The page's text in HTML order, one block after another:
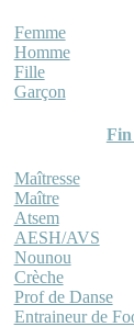
Femme
Homme
Fille
Garçon
Fin
Maîtresse
Maître
Atsem
AESH/AVS
Nounou
Crèche
Prof de Danse
Entraineur de